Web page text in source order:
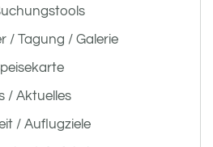
/ Tagung / Galerie
/ Aktuelles
/ Auflugziele